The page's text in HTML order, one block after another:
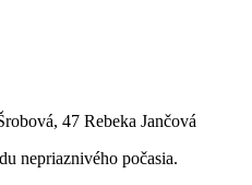
47 Rebeka Jančová
nepriaznivého počasia.